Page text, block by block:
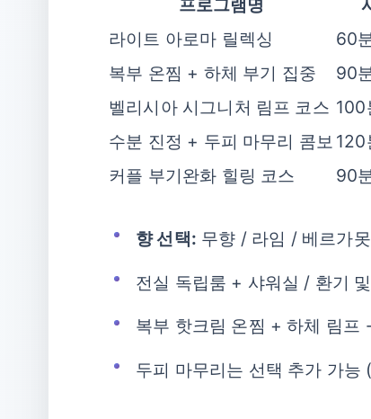
라이트 아로마 릴렉싱
60
복부 온찜 + 하체 부기 집중
90
벨리시아 시그니처 림프 코스 100
수분 진정 + 두피 마무리 콤보 120
커플 부기완화 힐링 코스
90
향 선택: 무향 / 라임 / 베르가
전실 독립룸 + 샤워실 / 환기
복부 핫크림 온찜 + 하체 림
두피 마무리는 선택 추가 가능